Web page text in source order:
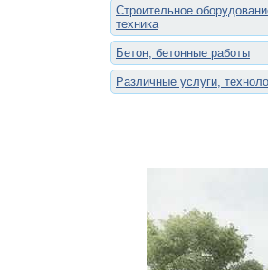
Строительное
техника
Бетон, бетонные работы
Различные услуги,